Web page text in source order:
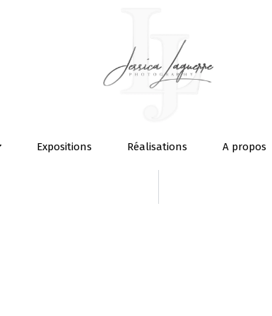
Expositions Réalisations A propos